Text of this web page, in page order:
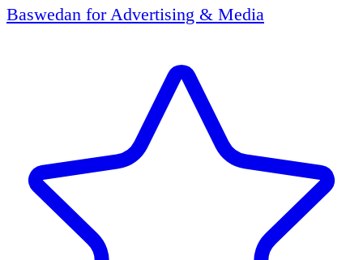
Baswedan for Advertising & Media